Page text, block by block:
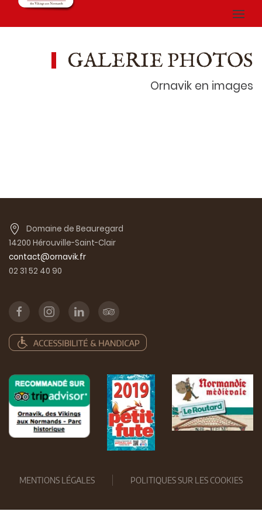
GALERIE PHOTOS
Ornavik en images
Domaine de Beauregard
14200 Hérouville-Saint-Clair
contact@ornavik.fr
02 31 52 40 90
MENTIONS LÉGALES POLITIQUES SUR LES COOKIES